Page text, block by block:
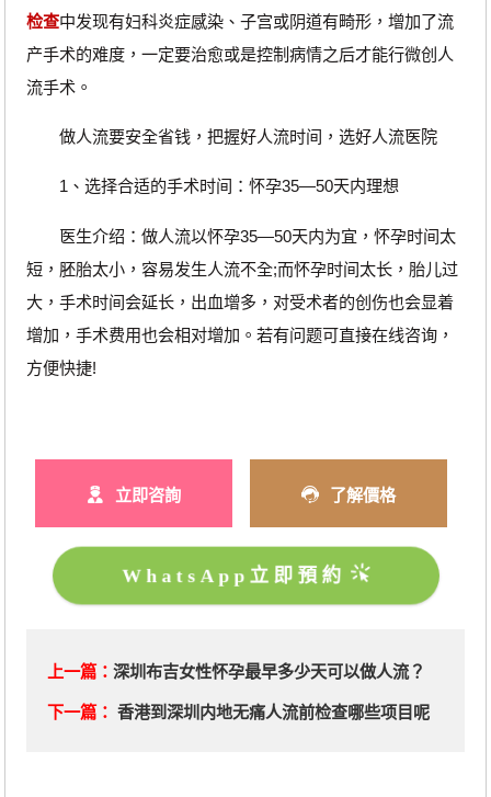
检查中发现有妇科炎症感染、子宫或阴道有畸形，增加了流
产手术的难度，一定要治愈或是控制病情之后才能行微创人
流手术。
做人流要安全省钱，把握好人流时间，选好人流医院
1、选择合适的手术时间：怀孕35—50天内理想
医生介绍：做人流以怀孕35—50天内为宜，怀孕时间太
短，胚胎太小，容易发生人流不全;而怀孕时间太长，胎儿过
大，手术时间会延长，出血增多，对受术者的创伤也会显着
增加，手术费用也会相对增加。若有问题可直接在线咨询，
方便快捷!
立即咨詢 了解價格
WhatsApp立即預約
上一篇： 深圳布吉女性怀孕最早多少天可以做人流？
下一篇： 香港到深圳内地无痛人流前检查哪些项目呢